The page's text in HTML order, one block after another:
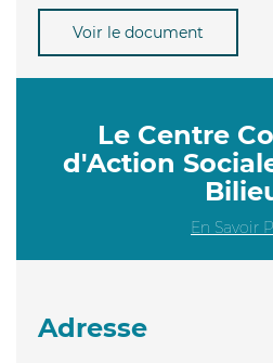
Voir le document
Le Centre
d'Action
En Savoir
Adresse